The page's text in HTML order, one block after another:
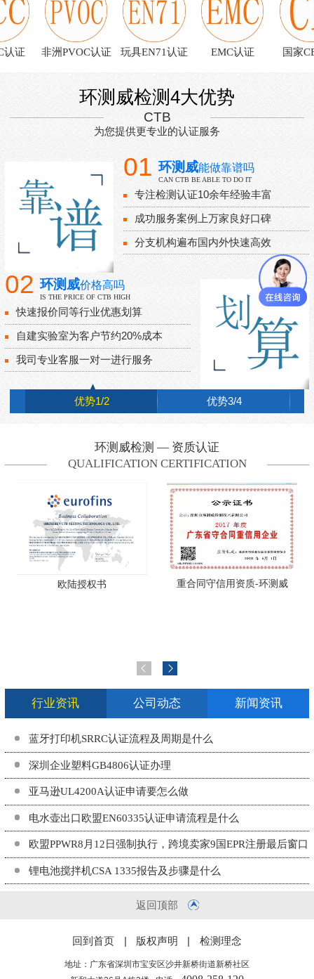
证 非洲PVOC认证 玩具EN71认证 EMC认证 国家CB
环测威检测4大优势
CTB
为您提供更专业的认证服务
01 环测威能做靠谱吗
CAN CTB BE ABLE TO DO IT
专注检测认证10余年经验丰富
成功服务案例上万家良好口碑
分支机构遍布国内外快速高效
02 环测威价格高吗
IS THE PRICE OF CTB HIGH
快速报价同等行业优惠划算
自建实验室为客户节约20%成本
我司专业客服一对一进行服务
优势1/2 优势3/4
环测威检测 — 资质认证
QUALIFICATION CERTIFICATION
欧陆授权书 重合同守信用资质-环测威
行业资讯 公司动态 新闻资讯
蓝牙打印机SRRC认证流程及周期是什么
深圳企业塑料GB4806认证办理
亚马逊UL4200A认证申请要怎么做
电水壶出口欧盟EN60335认证申请流程是什么
欧盟PPWR8月12日强制执行，跨境卖家9国EPR注册最后窗口
期
锂电池搅拌机CSA 1335报告及步骤是什么
返回顶部
回到首页 版权声明 检测理念
地址：广东省深圳市宝安区沙井新桥街道新桥社区